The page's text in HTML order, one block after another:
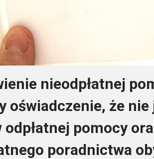
nieodpłatnej
oświadczenie, że
odpłatnej pomocy
poradnictwa